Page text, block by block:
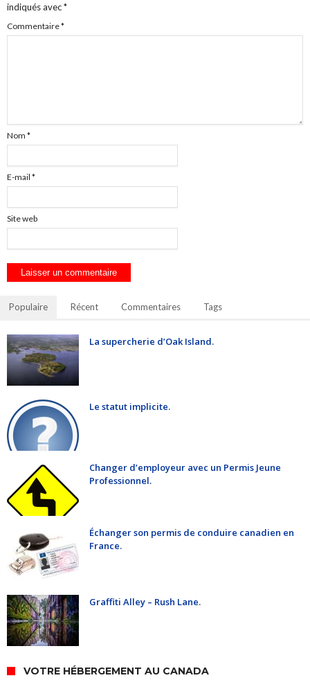
indiqués avec*
Commentaire*
Nom *
E-mail *
Site web
Populaire Récent Commentaires Tags
La supercherie d’Oak Island.
Le statut implicite.
Changer d’employeur avec un Permis Jeune
Professionnel.
Échanger son permis de conduire canadien en
France.
Graffiti Alley – Rush Lane.
VOTRE HÉBERGEMENT AU CANADA